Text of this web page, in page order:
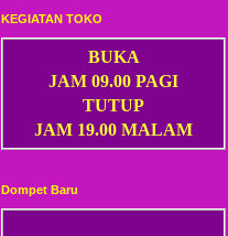
KEGIATAN TOKO
BUKA
JAM 09.00 PAGI
TUTUP
JAM 19.00 MALAM
Dompet Baru